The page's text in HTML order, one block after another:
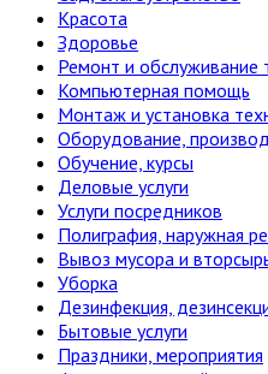
Красота
Здоровье
Ремонт и обслуживание
Компьютерная помощь
Монтаж и установка
Оборудование,
Обучение, курсы
Деловые услуги
Услуги посредников
Полиграфия, наружная
Вывоз мусора и
Уборка
Дезинфекция,
Бытовые услуги
Праздники, мероприятия